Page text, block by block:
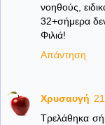
νοηθούς,
32+σήμερα
Φιλιά!
Απάντηση
Χρυσαυγή
Τρελάθηκα